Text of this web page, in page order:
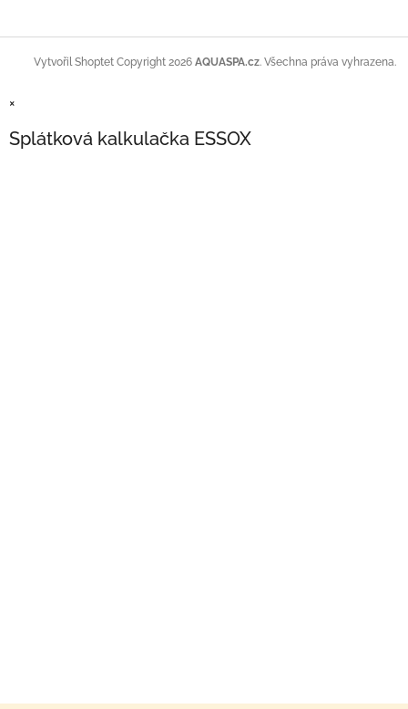
Vytvořil Shoptet Copyright 2026 AQUASPA.cz. Všechna práva vyhrazena.
×
Splátková kalkulačka ESSOX